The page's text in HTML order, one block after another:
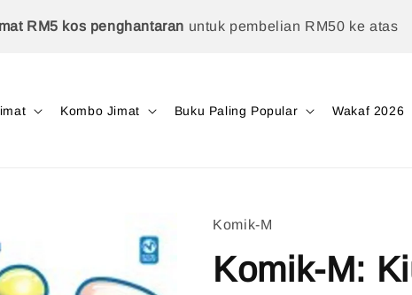
RM5 kos penghantaran untuk pembelian RM50 ke atas
Kombo Jimat Buku Paling Popular Wakaf 2026
Komik-M
Komik-M: